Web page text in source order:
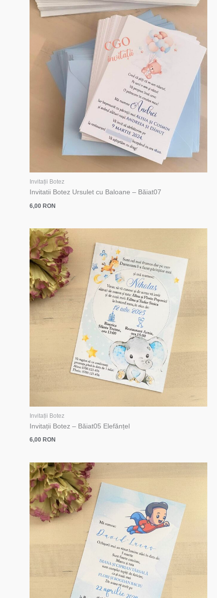
Invitații Botez
Invitatii Botez Ursulet cu Baloane – Băiat07
6,00RON
Invitații Botez
Invitații Botez – Băiat05 Elefănțel
6,00 RON